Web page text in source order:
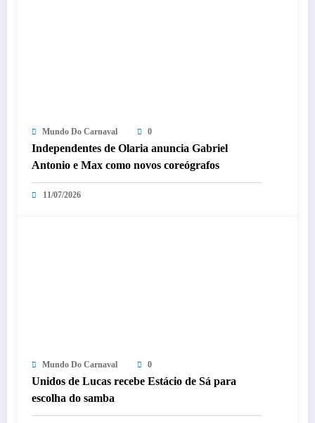
Mundo Do Carnaval 0
Independentes de Olaria anuncia Gabriel
Antonio e Max como novos coreógrafos
11/07/2026
Mundo Do Carnaval 0
Unidos de Lucas recebe Estácio de Sá para
escolha do samba